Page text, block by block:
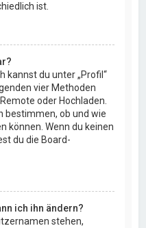
ist.
kannst du unter „Profil“
vier Methoden
oder Hochladen.
bestimmen, ob und wie
können. Wenn du keinen
du die Board-
ich ihn ändern?
stehen,